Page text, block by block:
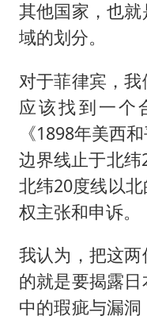
其他国家，也
域的划分。
对于菲律宾，我
应该找到一个
《1898年美西
边界线止于北
北纬20度线以
权主张和申诉。
我认为，把这
的就是要揭露
中的瑕疵与漏